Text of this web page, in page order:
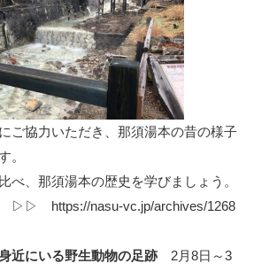
ご協力いただき、那須湯本の昔の様子
。
べ、那須湯本の歴史を学びましょう。
▷▷ https://nasu-vc.jp/archives/1268
近にいる野生動物の足跡2月8日～3